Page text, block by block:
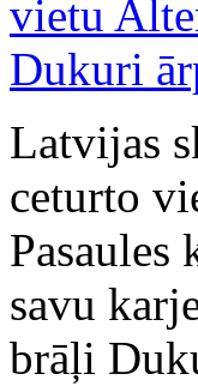
Latvijas
ceturto
Pasaules
savu
brāļi